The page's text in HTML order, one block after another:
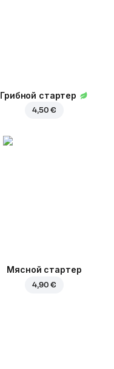
Грибной стартер
4,50 €
Мясной стартер
4,90 €